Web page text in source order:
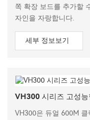
쪽 확장 보드를 추가할
자인을 자랑합니다.
세부 정보보기
VH300 시리즈 고성능
VH300은 듀얼 600M 클